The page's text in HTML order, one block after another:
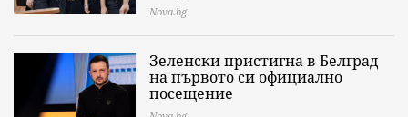
Nova.bg
Зеленски пристигна в Белград
на първото си официално
посещение